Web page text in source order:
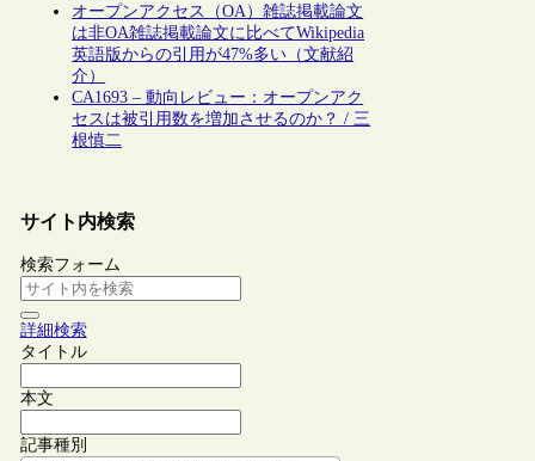
オープンアクセス（OA）雑誌掲載論文
は非OA雑誌掲載論文に比べてWikipedia
英語版からの引用が47%多い（文献紹
介）
CA1693 – 動向レビュー：オープンアク
セスは被引用数を増加させるのか？ / 三
根慎二
サイト内検索
検索フォーム
詳細検索
タイトル
本文
記事種別